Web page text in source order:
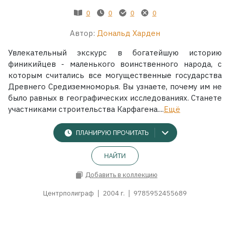
0 0 0 0
Автор: Дональд Харден
Увлекательный экскурс в богатейшую историю
финикийцев - маленького воинственного народа, с
которым считались все могущественные государства
Древнего Средиземноморья. Вы узнаете, почему им не
было равных в географических исследованиях. Станете
участниками строительства Карфагена....Ещё
ПЛАНИРУЮ ПРОЧИТАТЬ
НАЙТИ
Добавить в коллекцию
Центрполиграф 2004 г. 9785952455689